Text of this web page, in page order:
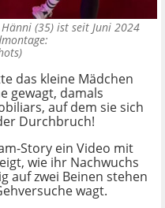
(35) ist seit Juni 2024
das kleine Mädchen
gewagt, damals
auf dem sie sich
Durchbruch!
Story ein Video mit
wie ihr Nachwuchs
auf zwei Beinen stehen
wagt.